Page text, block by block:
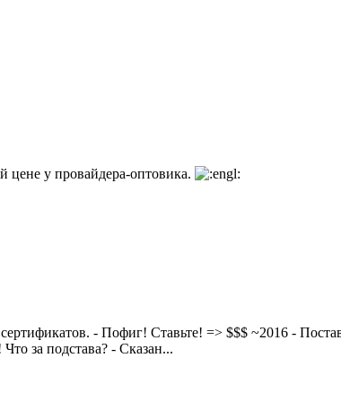
цене у провайдера-оптовика.
- Пофиг! Ставьте! => $$$ ~2016 -
за подстава? - Сказан...